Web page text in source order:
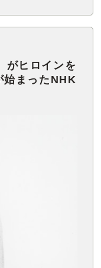
がヒロインを
始まったNHK